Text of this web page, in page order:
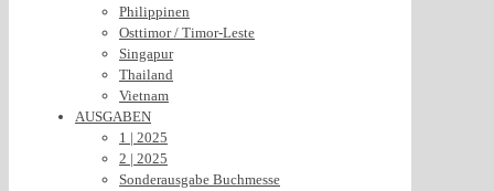
Philippinen
Osttimor / Timor-Leste
Singapur
Thailand
Vietnam
AUSGABEN
1 | 2025
2 | 2025
Sonderausgabe Buchmesse